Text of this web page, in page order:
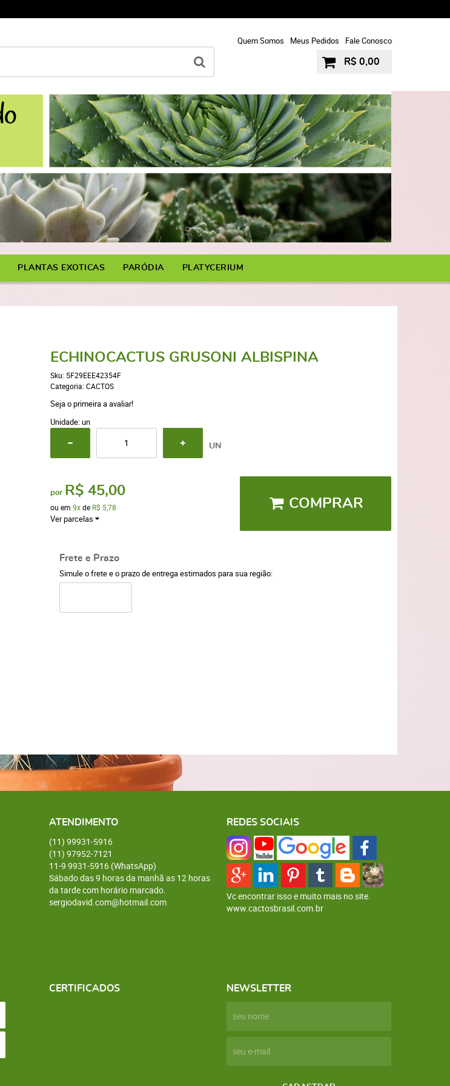
Quem Somos Meus Pedidos Fale Conosco
R$ 0,00
PLANTAS EXOTICAS PARÓDIA PLATYCERIUM
ECHINOCACTUS GRUSONI ALBISPINA
Sku: 5F29EEE42354F
Categoria: CACTOS
Seja o primeira a avaliar!
Unidade: un
UN
por R$ 45,00
ou em 9xde R$ 5,78
Ver parcelas
COMPRAR
Frete e Prazo
Simule o frete e o prazo de entrega estimados para sua região:
ATENDIMENTO
(11) 99931-5916
(11) 97952-7121
11-9 9931-5916 (WhatsApp)
Sábado das 9 horas da manhã as 12 horas
da tarde com horário marcado.
sergiodavid.com@hotmail.com
REDES SOCIAIS
Vc encontrar isso e muito mais no site.
www.cactosbrasil.com.br
CERTIFICADOS NEWSLETTER